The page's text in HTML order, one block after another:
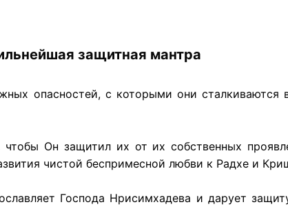
защитная мантра
опасностей, с которыми они сталкиваются
Он защитил их от их собственных
чистой беспримесной любви к Радхе и
Господа Нрисимхадева и дарует